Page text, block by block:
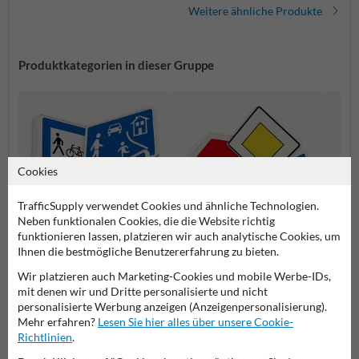
Weitere ähnliche Produkte
Produktkategorien in dieser Gruppe
Verkehrsschilder
Cookies
TrafficSupply verwendet Cookies und ähnliche Technologien.
Neben funktionalen Cookies, die die Website richtig
funktionieren lassen, platzieren wir auch analytische Cookies, um
Ihnen die bestmögliche Benutzererfahrung zu bieten.
Wir platzieren auch Marketing-Cookies und mobile Werbe-IDs,
mit denen wir und Dritte personalisierte und nicht
personalisierte Werbung anzeigen (Anzeigenpersonalisierung).
Mehr erfahren? Lesen Sie hier alles über unsere Cookie-
Richtlinien.